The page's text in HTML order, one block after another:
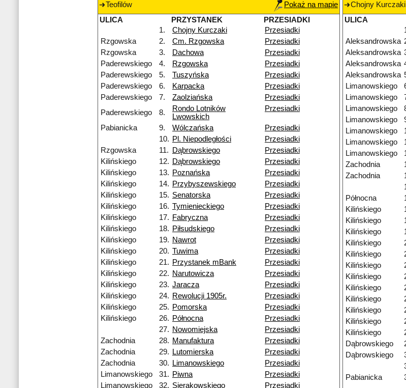
Teofilów
Pokaż na mapie
ULICA
PRZYSTANEK
PRZESIADKI
1.
Chojny Kurczaki
Przesiadki
Rzgowska
2. Cm. Rzgowska
Przesiadki
Rzgowska
3. Dachowa
Przesiadki
Paderewskiego
4. Rzgowska
Przesiadki
Paderewskiego
5. Tuszyńska
Przesiadki
Paderewskiego
6. Karpacka
Przesiadki
Paderewskiego
7. Zaolziańska
Przesiadki
Paderewskiego
8.
Rondo Lotników
Lwowskich
Przesiadki
Pabianicka 9. Wólczańska
Przesiadki
10. Pl. Niepodległości
Przesiadki
Rzgowska
11. Dąbrowskiego
Przesiadki
Kilińskiego
12. Dąbrowskiego
Przesiadki
Kilińskiego
13. Poznańska
Przesiadki
Kilińskiego
14. Przybyszewskiego
Przesiadki
Kilińskiego
15. Senatorska
Przesiadki
Kilińskiego
16. Tymienieckiego
Przesiadki
Kilińskiego
17. Fabryczna
Przesiadki
Kilińskiego
18. Piłsudskiego
Przesiadki
Kilińskiego
19. Nawrot
Przesiadki
Kilińskiego
20. Tuwima
Przesiadki
Kilińskiego
21. Przystanek mBank
Przesiadki
Kilińskiego
22. Narutowicza
Przesiadki
Kilińskiego
23. Jaracza
Przesiadki
Kilińskiego
24. Rewolucji 1905r.
Przesiadki
Kilińskiego
25. Pomorska
Przesiadki
Kilińskiego
26. Północna
Przesiadki
27. Nowomiejska
Przesiadki
Zachodnia
28. Manufaktura
Przesiadki
Zachodnia
29. Lutomierska
Przesiadki
Zachodnia
30. Limanowskiego
Przesiadki
Limanowskiego
31. Piwna
Przesiadki
Limanowskiego
32. Sierakowskiego Przesiadki
Chojny Kurczaki
ULICA
Aleksandrowska
Aleksandrowska
Aleksandrowska
Aleksandrowska
Limanowskiego
Limanowskiego
Limanowskiego
Limanowskiego
Limanowskiego
Limanowskiego
Limanowskiego
Zachodnia
Zachodnia
Północna
Kilińskiego
Kilińskiego
Kilińskiego
Kilińskiego
Kilińskiego
Kilińskiego
Kilińskiego
Kilińskiego
Kilińskiego
Kilińskiego
Kilińskiego
Kilińskiego
Dąbrowskiego
Dąbrowskiego
Pabianicka